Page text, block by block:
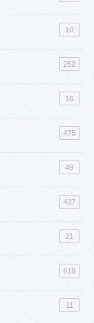
10
252
16
475
49
437
21
619
11